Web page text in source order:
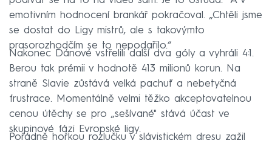
emotivním hodnocení brankář pokračoval. „Chtěli jsme
se dostat do Ligy mistrů, ale s takovýmto
prasorozhodčím se to nepodařilo.“
Nakonec Dánové vstřelili další dva góly a vyhráli 4:1.
Berou tak prémii v hodnotě 413 milionů korun. Na
straně Slavie zůstává velká pachuť a nebetyčná
frustrace. Momentálně velmi těžko akceptovatelnou
cenou útěchy se pro „sešívané" stává účast ve
skupinové fázi Evropské ligy.
Pořádně hořkou rozlučku v slávistickém dresu zažil